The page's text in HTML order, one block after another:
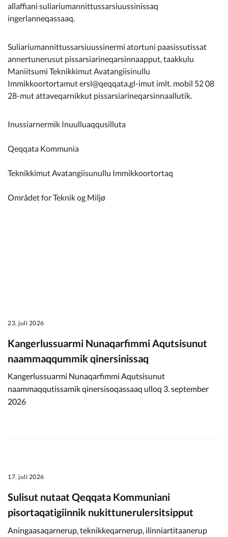
allaffiani suliariumannittussarsiuussinissaq
ingerlanneqassaaq.
Suliariumannittussarsiuussinermi atortuni paasissutissat
annertunerusut pissarsiarineqarsinnaapput, taakkulu
Maniitsumi Teknikkimut Avatangiisinullu
Immikkoortortamut ersl@qeqqata.gl-imut imlt. mobil 52 08
28-mut attaveqarnikkut pissarsiarineqarsinnaallutik.
Inussiarnermik Inuulluaqqusilluta
Qeqqata Kommunia
Teknikkimut Avatangiisunullu Immikkoortortaq
Området for Teknik og Miljø
23. juli 2026
Kangerlussuarmi Nunaqarfimmi Aqutsisunut
naammaqqummik qinersinissaq
Kangerlussuarmi Nunaqarfimmi Aqutsisunut
naammaqqutissamik qinersisoqassaaq ulloq 3. september
2026
17. juli 2026
Sulisut nutaat Qeqqata Kommuniani
pisortaqatigiinnik nukittunerulersitsipput
Aningaasaqarnerup, teknikkeqarnerup, ilinniartitaanerup